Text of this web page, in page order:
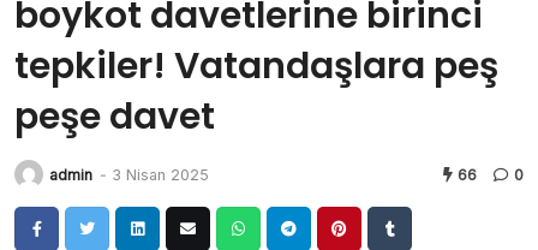
boykot davetlerine birinci
tepkiler! Vatandaşlara peş
peşe davet
admin - 3 Nisan 2025 66 0